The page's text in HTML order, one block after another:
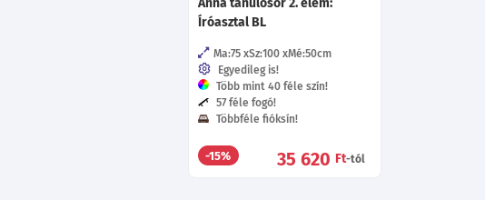
Anna tanulósor 2. elem:
Íróasztal BL
Ma:75 Sz:100 Mé:50cm
Egyedileg is!
Több mint 40 féle szín!
57 féle fogó!
Többféle fióksín!
-15% 35 620 Ft-tól